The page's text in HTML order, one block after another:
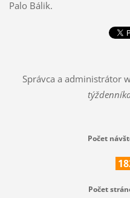
Palo Bálik.
Správca a administrátor
Počet
Počet